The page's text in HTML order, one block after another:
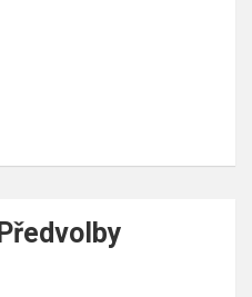
Předvolby